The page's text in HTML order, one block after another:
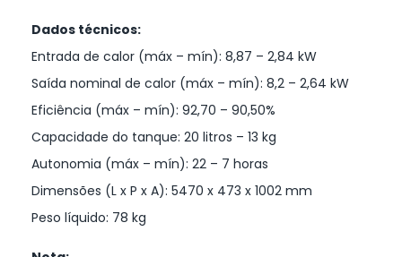
Dados técnicos:
Entrada de calor (máx – mín): 8,87 – 2,84 kW
Saída nominal de calor (máx – mín): 8,2 – 2,64 kW
Eficiência (máx – mín): 92,70 – 90,50%
Capacidade do tanque: 20 litros – 13 kg
Autonomia (máx – mín): 22 – 7 horas
Dimensões (L x P x A): 5470 x 473 x 1002 mm
Peso líquido: 78 kg